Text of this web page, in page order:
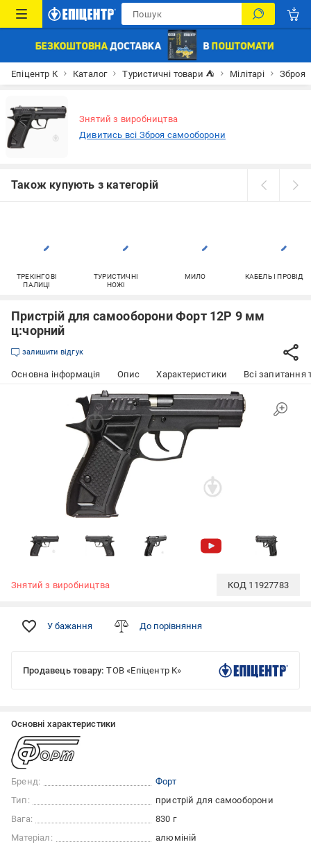
Епіцентр К Каталог Туристичні товари ⛺ Мілітарі Зброя
Знятий з виробництва
Дивитись всі Зброя самооборони
Також купують з категорій
ТРЕКІНГОВІ
ПАЛИЦІ
ТУРИСТИЧНІ
НОЖІ
МИЛО КАБЕЛЬ І ПРОВІД
Пристрій для самооборони Форт 12Р 9 мм
ц:чорний
залишити відгук
Основна інформація Опис Характеристики Всі запитання
Знятий з виробництва КОД 11927783
У бажання До порівняння
Продавець товару: ТОВ «Епіцентр К»
Основні характеристики
Бренд:
Форт
Тип:
пристрій для самооборони
Вага:
830 г
Матеріал:
алюміній